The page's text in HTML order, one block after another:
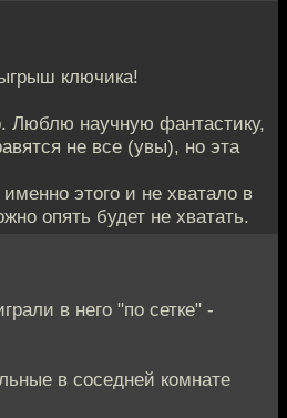
ключика!
Люблю научную фантастику,
не все (увы), но эта
этого и не хватало в
опять будет не хватать.
в него "по сетке" -
в соседней комнате